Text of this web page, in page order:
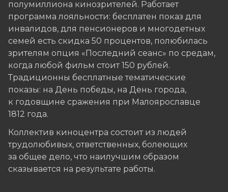
полумиллиона кинозрителей. Работает
программа лояльности: бесплатен показ для
инвалидов, для пенсионеров и многодетных
семей есть скидка 50 процентов, полюбилась
зрителям опция «Последний сеанс» по средам,
когда любой фильм стоит 150 рублей.
Традиционны бесплатные тематические
показы: на День победы, на День города,
к годовщине сражения при Малоярославце
1812 года.
Коллектив киноцентра состоит из людей
трудолюбивых, ответственных, болеющих
за общее дело, что наилучшим образом
сказывается на результате работы.